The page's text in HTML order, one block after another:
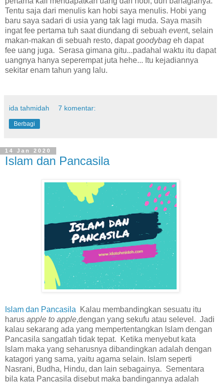
Tentu saja dari menulis kan hobi saya menulis. Hobi yang
baru saya sadari di usia yang tak lagi muda. Saya masih
ingat fee pertama tuh saat diundang di sebuah event, selain
makan-makan di sebuah resto, dapatgoodybag eh dapat
fee uang juga. Serasa gimana gitu...padahal waktu itu dapat
uangnya hanya seperempat juta hehe... Itu kejadiannya
sekitar enam tahun yang lalu.
ida tahmidah 7 komentar:
Berbagi
14 Jan 2020
Islam dan Pancasila
Islam dan Pancasila
Kalau membandingkan sesuatu itu
harus apple to apple,dengan yang sekufu atau selevel. Jadi
kalau sekarang ada yang mempertentangkan Islam dengan
Pancasila sangatlah tidak tepat. Ketika menyebut kata
Islam maka yang seharusnya dibandingkan adalah dengan
katagori yang sama, yaitu agama selain. Islam seperti
Nasrani, Budha, Hindu, dan lain sebagainya. Sementara
bila kata Pancasila disebut maka bandingannya adalah